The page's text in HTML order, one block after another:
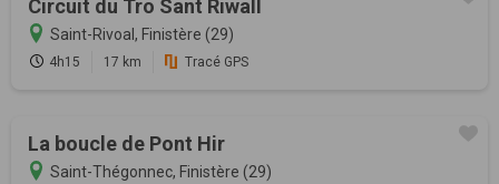
Circuit du Tro Sant Riwall
Saint-Rivoal, Finistère (29)
4h15 17 km Tracé GPS
La boucle de Pont Hir
Saint-Thégonnec, Finistère (29)